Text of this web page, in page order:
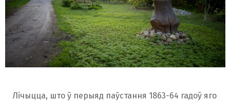
Лічыцца, што ў перыяд паўстання 1863-64 гадоў яго